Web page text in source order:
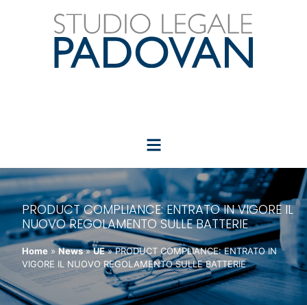
PRODUCT COMPLIANCE: ENTRATO IN VIGORE IL
NUOVO REGOLAMENTO SULLE BATTERIE
Home » News » UE » PRODUCT COMPLIANCE: ENTRATO IN
VIGORE IL NUOVO REGOLAMENTO SULLE BATTERIE